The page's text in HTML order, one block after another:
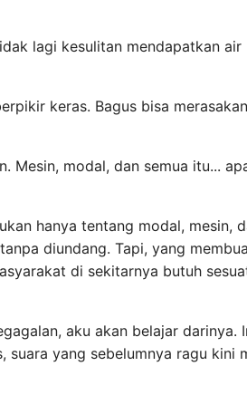
lagi kesulitan mendapatkan air
keras. Bagus bisa
Mesin, modal, dan semua itu...
hanya tentang modal, mesin,
diundang. Tapi, yang
di sekitarnya butuh
aku akan belajar darinya.
yang sebelumnya ragu kini